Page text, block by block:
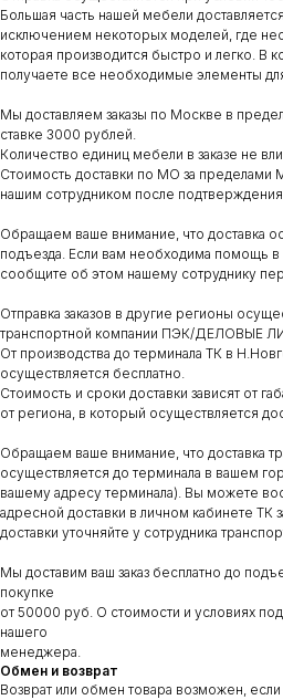
Большая часть нашей мебели
исключением некоторых моделей, где
которая производится быстро и легко. В
получаете все необходимые элементы
Мы доставляем заказы по Москве в
ставке 3000 рублей.
Количество единиц мебели в заказе не
Стоимость доставки по МО за
нашим сотрудником после подтверждения
Обращаем ваше внимание, что доставка
подъезда. Если вам необходима помощь в
сообщите об этом нашему сотруднику
Отправка заказов в другие регионы
транспортной компании ПЭК/ДЕЛОВЫЕ
От производства до терминала ТК в
осуществляется бесплатно.
Стоимость и сроки доставки зависят от
от региона, в который осуществляется
Обращаем ваше внимание, что доставка
осуществляется до терминала в вашем
вашему адресу терминала). Вы можете
адресной доставки в личном кабинете ТК
доставки уточняйте у сотрудника
Мы доставим ваш заказ бесплатно до
покупке
от 50000 руб. О стоимости и условиях
нашего
менеджера.
Обмен и возврат
Возврат или обмен товара возможен,